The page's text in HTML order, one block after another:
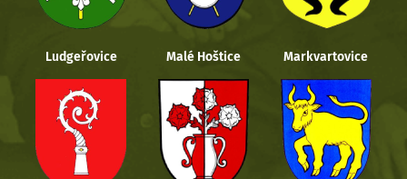
Ludgeřovice Malé Hoštice Markvartovice